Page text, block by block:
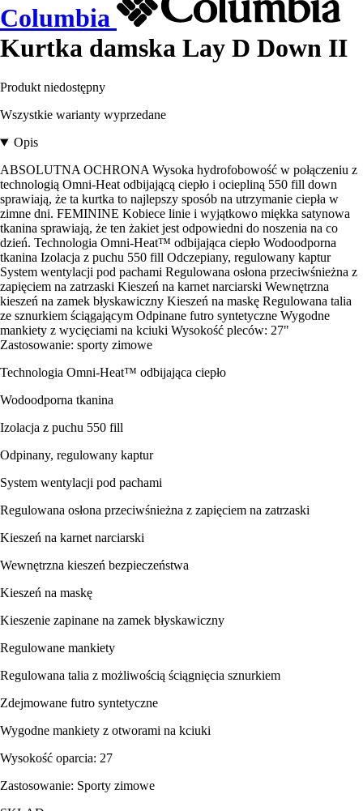
Columbia
Kurtka damska Lay D Down II
Produkt niedostępny
Wszystkie warianty wyprzedane
Opis
ABSOLUTNA OCHRONA Wysoka hydrofobowość w połączeniu z
technologią Omni-Heat odbijającą ciepło i ociepliną 550 fill down
sprawiają, że ta kurtka to najlepszy sposób na utrzymanie ciepła w
zimne dni. FEMININE Kobiece linie i wyjątkowo miękka satynowa
tkanina sprawiają, że ten żakiet jest odpowiedni do noszenia na co
dzień. Technologia Omni-Heat™ odbijająca ciepło Wodoodporna
tkanina Izolacja z puchu 550 fill Odczepiany, regulowany kaptur
System wentylacji pod pachami Regulowana osłona przeciwśnieżna z
zapięciem na zatrzaski Kieszeń na karnet narciarski Wewnętrzna
kieszeń na zamek błyskawiczny Kieszeń na maskę Regulowana talia
ze sznurkiem ściągającym Odpinane futro syntetyczne Wygodne
mankiety z wycięciami na kciuki Wysokość pleców: 27"
Zastosowanie: sporty zimowe
Technologia Omni-Heat™ odbijająca ciepło
Wodoodporna tkanina
Izolacja z puchu 550 fill
Odpinany, regulowany kaptur
System wentylacji pod pachami
Regulowana osłona przeciwśnieżna z zapięciem na zatrzaski
Kieszeń na karnet narciarski
Wewnętrzna kieszeń bezpieczeństwa
Kieszeń na maskę
Kieszenie zapinane na zamek błyskawiczny
Regulowane mankiety
Regulowana talia z możliwością ściągnięcia sznurkiem
Zdejmowane futro syntetyczne
Wygodne mankiety z otworami na kciuki
Wysokość oparcia: 27
Zastosowanie: Sporty zimowe